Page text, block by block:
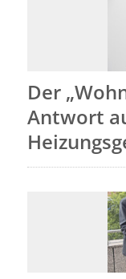
Der
Antwort